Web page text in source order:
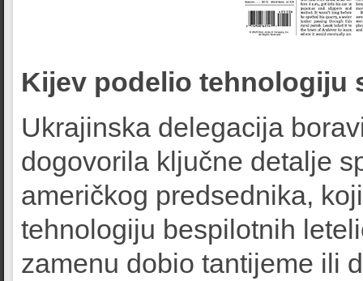
Kijev podelio tehnologiju
Ukrajinska delegacija
dogovorila ključne detalje
američkog predsednika,
tehnologiju bespilotnih
zamenu dobio tantijeme ili